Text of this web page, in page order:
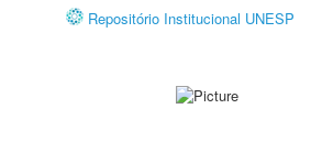
Repositório Institucional UNESP